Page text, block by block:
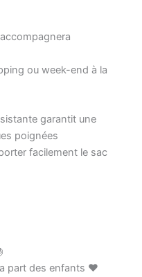
ou week-end à la
garantit une
poignées
facilement le sac
part des enfants ❤️